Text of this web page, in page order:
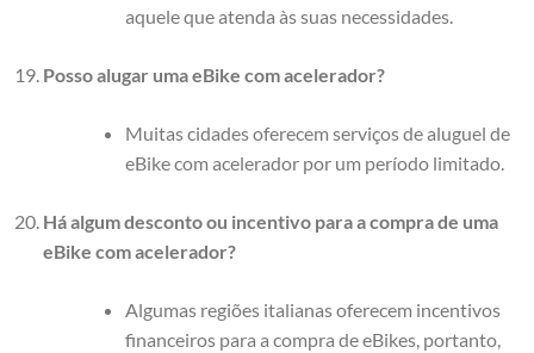
aquele que atenda às suas necessidades.
Posso alugar uma eBike com acelerador?
Muitas cidades oferecem serviços de aluguel de
eBike com acelerador por um período limitado.
Há algum desconto ou incentivo para a compra de uma
eBike com acelerador?
Algumas regiões italianas oferecem incentivos
financeiros para a compra de eBikes, portanto,